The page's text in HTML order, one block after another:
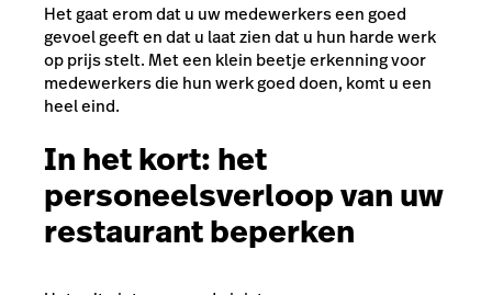
Het gaat erom dat u uw medewerkers een goed
gevoel geeft en dat u laat zien dat u hun harde werk
op prijs stelt. Met een klein beetje erkenning voor
medewerkers die hun werk goed doen, komt u een
heel eind.
In het kort: het
personeelsverloop van uw
restaurant beperken